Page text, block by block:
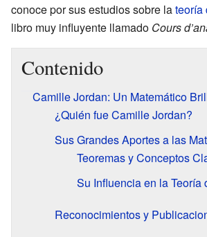
conoce por sus estudios sobre lateoría
libro muy influyente llamado Cours
Contenido
Camille Jordan: Un Matemático
¿Quién fue Camille Jordan?
Sus Grandes Aportes a las
Teoremas y Conceptos
Su Influencia en la Teoría
Reconocimientos y